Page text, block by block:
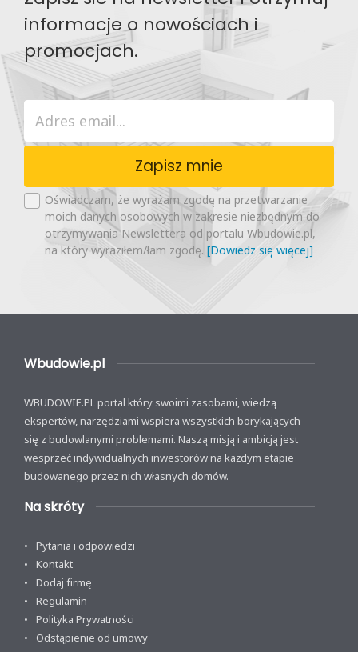
informacje o nowościach i
promocjach.
Zapisz mnie
Oświadczam, że wyrażam zgodę na przetwarzanie
moich danych osobowych w zakresie niezbędnym do
otrzymywania Newslettera od portalu Wbudowie.pl,
na który wyraziłem/łam zgodę. [Dowiedz się więcej]
Wbudowie.pl
WBUDOWIE.PL portal który swoimi zasobami, wiedzą
ekspertów, narzędziami wspiera wszystkich borykających
się z budowlanymi problemami. Naszą misją i ambicją jest
wesprzeć indywidualnych inwestorów na każdym etapie
budowanego przez nich własnych domów.
Na skróty
Pytania i odpowiedzi
Kontakt
Dodaj firmę
Regulamin
Polityka Prywatności
Odstąpienie od umowy